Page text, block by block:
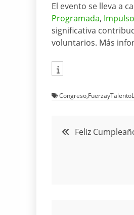
El evento se lleva a
Programada,
significativa
voluntarios. Más
Congreso,
Navegación
Feliz